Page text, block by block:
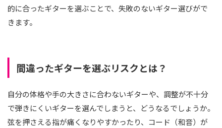
的に合ったギターを選ぶことで、失敗のないギター選びがで
きます。
間違ったギターを選ぶリスクとは？
自分の体格や手の大きさに合わないギターや、調整が不十分
で弾きにくいギターを選んでしまうと、どうなるでしょうか。
弦を押さえる指が痛くなりやすかったり、コード（和音）が